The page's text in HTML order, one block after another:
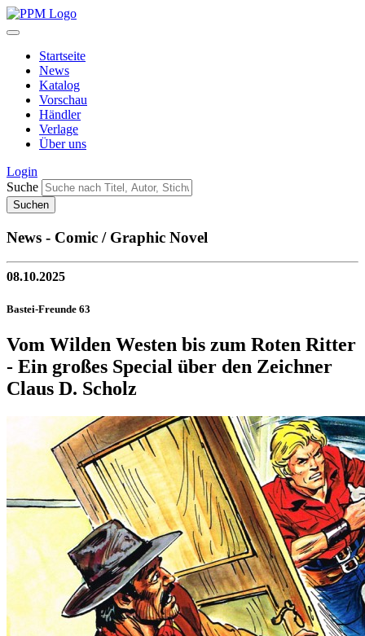
Startseite
News
Katalog
Vorschau
Händler
Verlage
Über uns
Login
Suche
News - Comic / Graphic Novel
08.10.2025
Bastei-Freunde 63
Vom Wilden Westen bis zum Roten Ritter
- Ein großes Special über den Zeichner
Claus D. Scholz